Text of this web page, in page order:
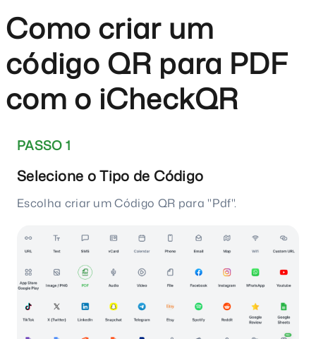
Como criar um
código QR para PDF
com o iCheckQR
PASSO 1
Selecione o Tipo de Código
Escolha criar um Código QR para "Pdf".